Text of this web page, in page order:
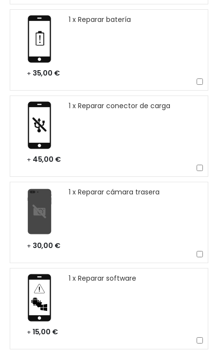
1 x Reparar batería
+ 35,00 €
1 x Reparar conector de carga
+ 45,00 €
1 x Reparar cámara trasera
+ 30,00 €
1 x Reparar software
+ 15,00 €